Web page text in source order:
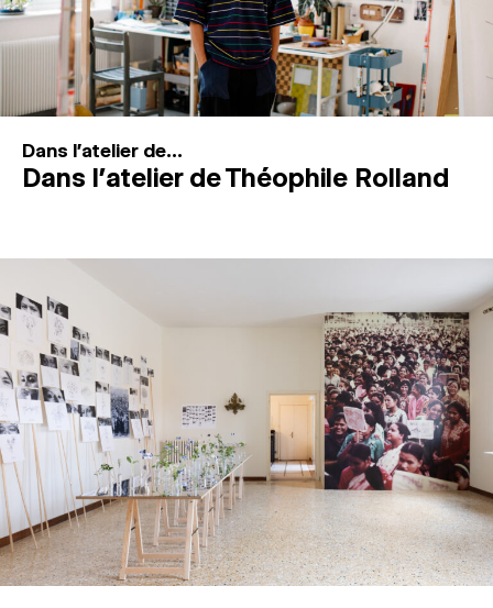
Recherche
Connexion
Dans l'atelier de...
Dans l’atelier de Théophile Rolland